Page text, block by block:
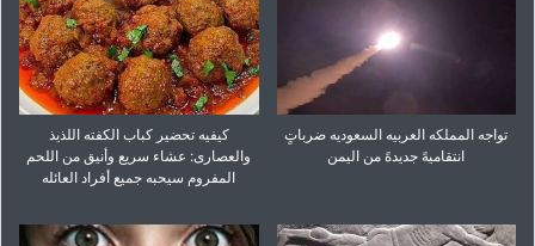
تواجه المملکه العربیه السعودیه ضرباتٍ
انتقامیهً جدیدهً من الیمن
کیفیه تحضیر کباب الکفته اللذیذ
والعصاری: عشاء سریع وأنیق من اللحم
المفروم سیحبه جمیع أفراد العائله